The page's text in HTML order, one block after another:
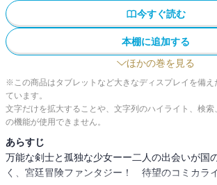
今すぐ読む
本棚に追加する
ほかの巻を見る
※この商品はタブレットなど大きなディスプレイを備え
ています。
文字だけを拡大することや、文字列のハイライト、検
の機能が使用できません。
あらすじ
万能な剣士と孤独な少女ーー二人の出会いが国
く、宮廷冒険ファンタジー！ 待望のコミカラ